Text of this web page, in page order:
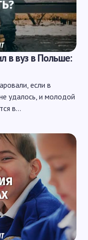
в вуз в Польше:
если в
удалось, и молодой
в…